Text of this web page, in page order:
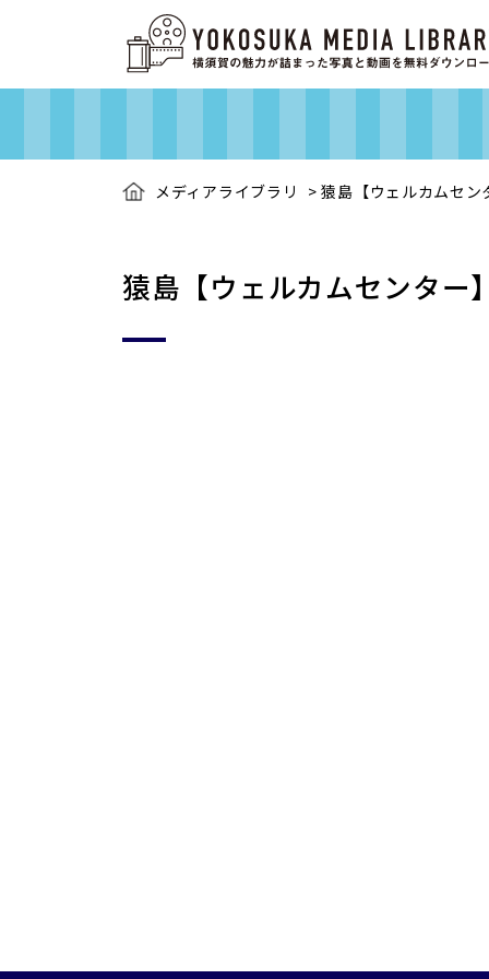
メディアライブラリ >猿島【ウェルカムセン
猿島【ウェルカムセンター】